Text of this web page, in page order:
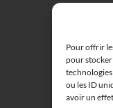
Pour offrir
pour stocker
ou les ID
avoir un